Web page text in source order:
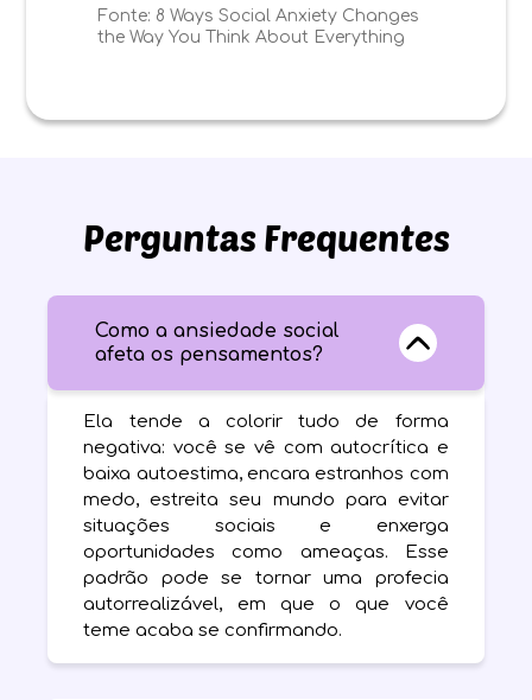
Fonte: 8 Ways Social Anxiety Changes
the Way You Think About Everything
Perguntas Frequentes
Como a ansiedade social
afeta os pensamentos?
Ela tende a colorir tudo de forma
negativa: você se vê com autocrítica e
baixa autoestima, encara estranhos com
medo, estreita seu mundo para evitar
situações sociais e enxerga
oportunidades como ameaças. Esse
padrão pode se tornar uma profecia
autorrealizável, em que o que você
teme acaba se confirmando.